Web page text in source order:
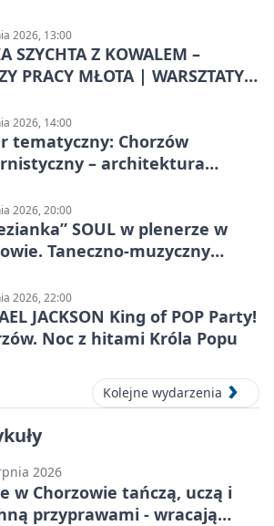
2026, 13:00
SZYCHTA Z KOWALEM –
PRACY MŁOTA | WARSZTATY
2026, 14:00
tematyczny: Chorzów
– architektura
2026, 20:00
SOUL w plenerze w
Taneczno-muzyczny
2026, 22:00
JACKSON King of POP Party!
Noc z hitami Króla Popu
Kolejne wydarzenia
2026
w Chorzowie tańczą, uczą i
przyprawami - wracają